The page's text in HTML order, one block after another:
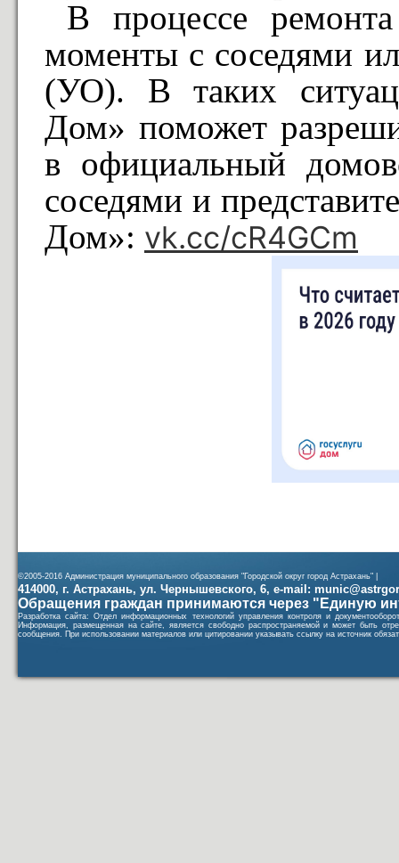
В процессе
моменты с соседями
(УО). В таких
Дом» поможет
в официальный
соседями и
Дом»: vk.cc/cR4GCm
©2005-2016 Администрация муниципального образования "Городской округ город Астрахань" |
414000, г. Астрахань, ул. Чернышевского, 6, e-mail:
Обращения граждан принимаются через "Единую
Разработка сайта: Отдел информационных технологий управления контроля и
Информация, размещенная на сайте, является свободно распространяемой и может быть
сообщения. При использовании материалов или цитировании указывать ссылку на источник